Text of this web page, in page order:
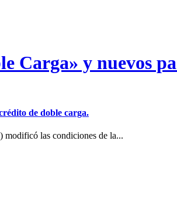
Carga» y nuevos
de doble carga.
las condiciones de la...